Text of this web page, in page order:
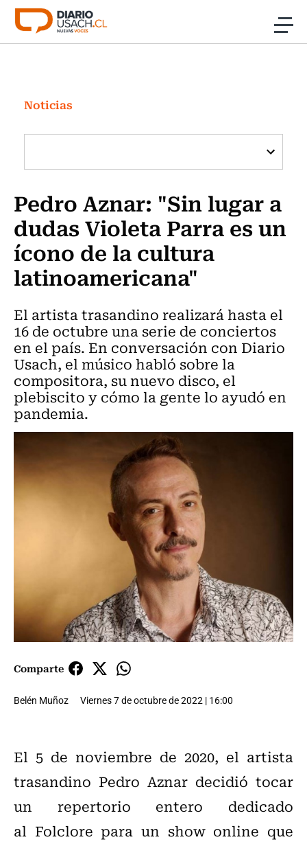
Click acá para ir directamente al contenido
Investigación
Cultura
Programas Radio y TV Usach
Noticias
Pedro Aznar: "Sin lugar a
dudas Violeta Parra es un
ícono de la cultura
latinoamericana"
El artista trasandino realizará hasta el
16 de octubre una serie de conciertos
en el país. En conversación con Diario
Usach, el músico habló sobre la
compositora, su nuevo disco, el
plebiscito y cómo la gente lo ayudó en
pandemia.
Comparte
Belén Muñoz Viernes 7 de octubre de 2022 | 16:00
El 5 de noviembre de 2020, el artista
trasandino Pedro Aznar decidió tocar
un repertorio entero dedicado
al Folclore para un show online que